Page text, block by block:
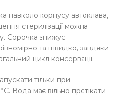
навколо корпусу автоклава,
стерилізації можна
Сорочка знижує
та швидко, завдяки
цикл консервації.
тільки при
Вода має вільно протікати